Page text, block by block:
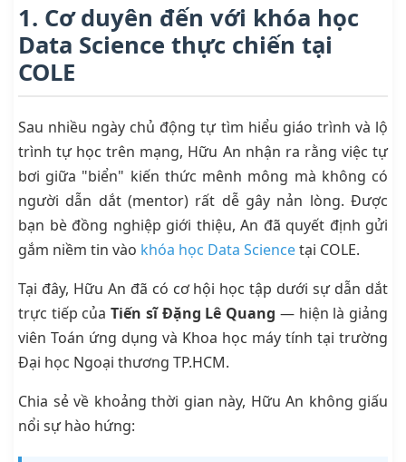
1. Cơ duyên đến với khóa học
Data Science thực chiến tại
COLE
Sau nhiều ngày chủ động tự tìm hiểu giáo trình và lộ
trình tự học trên mạng, Hữu An nhận ra rằng việc tự
bơi giữa "biển" kiến thức mênh mông mà không có
người dẫn dắt (mentor) rất dễ gây nản lòng. Được
bạn bè đồng nghiệp giới thiệu, An đã quyết định gửi
gắm niềm tin vào khóa học Data Sciencetại COLE.
Tại đây, Hữu An đã có cơ hội học tập dưới sự dẫn dắt
trực tiếp củaTiến sĩ Đặng Lê Quang — hiện là giảng
viên Toán ứng dụng và Khoa học máy tính tại trường
Đại học Ngoại thương TP.HCM.
Chia sẻ về khoảng thời gian này, Hữu An không giấu
nổi sự hào hứng: